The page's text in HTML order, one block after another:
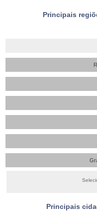
Principais
Principais